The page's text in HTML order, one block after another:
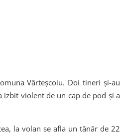
Vârteșcoiu. Doi tineri și-au
violent de un cap de pod și a
la volan se afla un tânăr de 22